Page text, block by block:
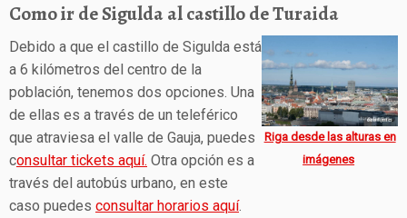
Como ir de Sigulda al castillo de Turaida
Riga desde las alturas en
imágenes
Debido a que el castillo de Sigulda está
a 6 kilómetros del centro de la
población, tenemos dos opciones. Una
de ellas es a través de un teleférico
que atraviesa el valle de Gauja, puedes
consultar tickets aquí. Otra opción es a
través del autobús urbano, en este
caso puedes consultar horarios aquí.